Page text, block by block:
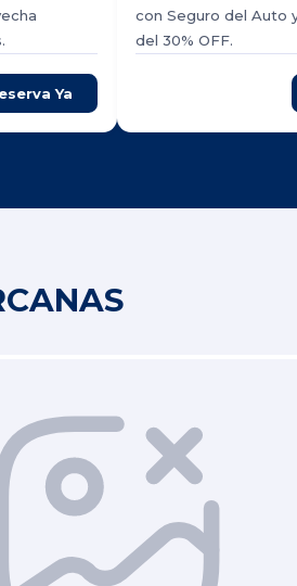
Ya
con Seguro del Auto
del 30% OFF.